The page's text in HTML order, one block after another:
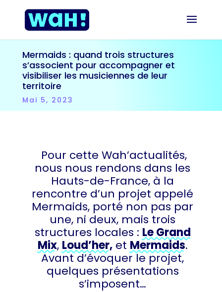
Mermaids : quand trois structures
s’associent pour accompagner et
visibiliser les musiciennes de leur
territoire
Mai 5, 2023
Pour cette Wah’actualités,
nous nous rendons dans les
Hauts-de-France, à la
rencontre d’un projet appelé
Mermaids, porté non pas par
une, ni deux, mais trois
structures locales : Le Grand
Mix, Loud’her,et Mermaids.
Avant d’évoquer le projet,
quelques présentations
s’imposent…